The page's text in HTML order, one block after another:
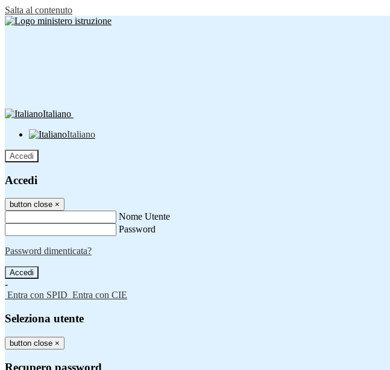
Salta al contenuto
Italiano
Italiano
Accedi
Accedi
button close ×
Nome Utente
Password
Password dimenticata?
-
Entra con SPID Entra con CIE
Seleziona utente
button close ×
Recupero password